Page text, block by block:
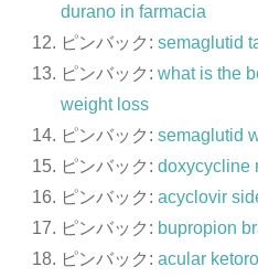
durano in farmacia
ピンバック: semaglutid
ピンバック: what is the
weight loss
ピンバック: semaglutid
ピンバック: doxycycline
ピンバック: acyclovir
ピンバック: bupropion
ピンバック: acular